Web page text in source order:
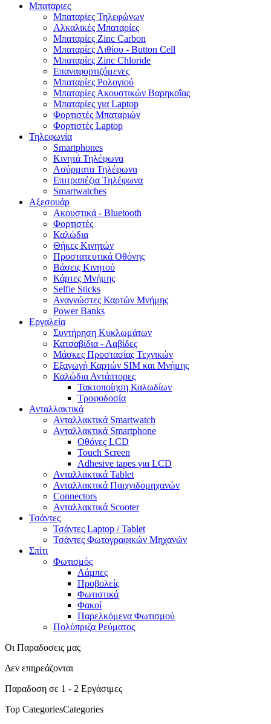
Μπαταριες
Μπαταρίες Τηλεφώνων
Αλκαλικές Μπαταρίες
Μπαταρίες Zinc Carbon
Μπαταρίες Λιθίου - Button Cell
Μπαταρίες Zinc Chloride
Επαναφορτιζόμενες
Μπαταρίες Ρολογιού
Μπαταρίες Ακουστικών Βαρηκοΐας
Μπαταρίες για Laptop
Φορτιστές Μπαταριών
Φορτιστές Laptop
Τηλεφωνία
Smartphones
Κινητά Τηλέφωνα
Ασύρματα Τηλέφωνα
Επιτραπέζια Τηλέφωνα
Smartwatches
Αξεσουάρ
Ακουστικά - Bluetooth
Φορτιστές
Καλώδια
Θήκες Κινητών
Προστατευτικά Οθόνης
Βάσεις Κινητού
Κάρτες Μνήμης
Selfie Sticks
Αναγνώστες Καρτών Μνήμης
Power Banks
Εργαλεία
Συντήρηση Κυκλωμάτων
Κατσαβίδια - Λαβίδες
Μάσκες Προστασίας Τεχνικών
Εξαγωγή Καρτών SIM και Μνήμης
Καλώδια Αντάπτορες
Τακτοποίηση Καλωδίων
Τροφοδοσία
Ανταλλακτικά
Ανταλλακτικά Smartwatch
Ανταλλακτικά Smartphone
Οθόνες LCD
Touch Screen
Adhesive tapes για LCD
Ανταλλακτικά Tablet
Ανταλλακτικά Παιχνιδομηχανών
Connectors
Ανταλλακτικά Scooter
Τσάντες
Τσάντες Laptop / Tablet
Τσάντες Φωτoγραφικών Μηχανών
Σπίτι
Φωτισμός
Λάμπες
Προβολείς
Φωτιστικά
Φακοί
Παρελκόμενα Φωτισμού
Πολύπριζα Ρεύματος
Οι Παραδοσεις μας
Δεν επηρεάζονται
Παραδοση σε 1 - 2 Εργάσιμες
Top CategoriesCategories